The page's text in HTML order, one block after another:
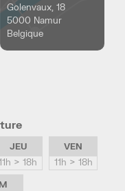
Golenvaux, 18
5000 Namur
Belgique
JEU
> 18h
VEN
11h > 18h